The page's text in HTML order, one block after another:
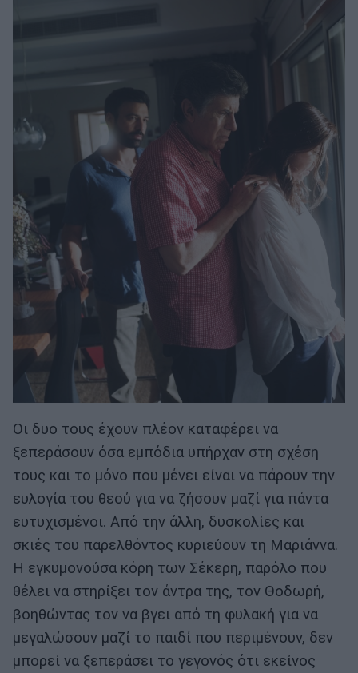
Οι δυο τους έχουν πλέον καταφέρει να
ξεπεράσουν όσα εμπόδια υπήρχαν στη σχέση
τους και το μόνο που μένει είναι να πάρουν την
ευλογία του θεού για να ζήσουν μαζί για πάντα
ευτυχισμένοι. Από την άλλη, δυσκολίες και
σκιές του παρελθόντος κυριεύουν τη Μαριάννα.
Η εγκυμονούσα κόρη των Σέκερη, παρόλο που
θέλει να στηρίξει τον άντρα της, τον Θοδωρή,
βοηθώντας τον να βγει από τη φυλακή για να
μεγαλώσουν μαζί το παιδί που περιμένουν, δεν
μπορεί να ξεπεράσει το γεγονός ότι εκείνος